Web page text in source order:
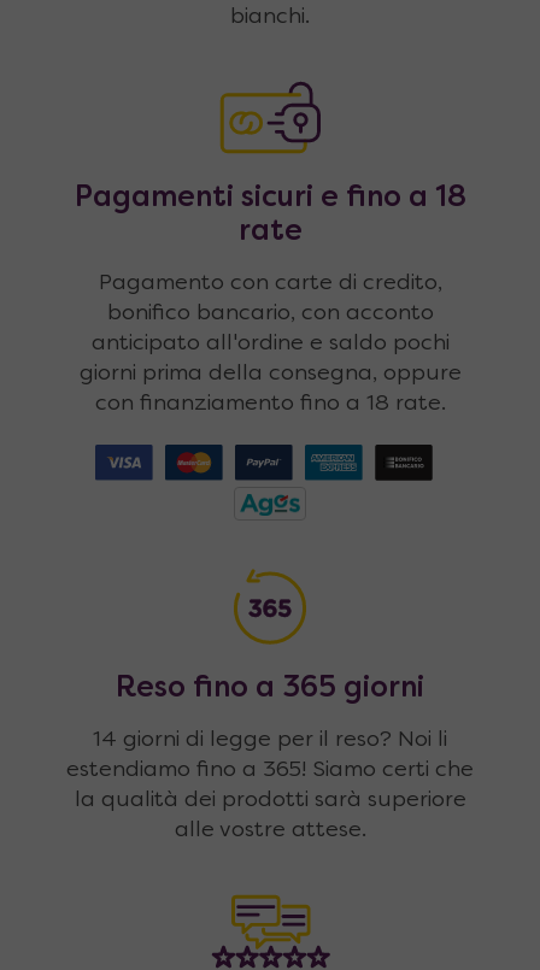
bianchi.
Pagamenti sicuri e fino a 18
rate
Pagamento con carte di credito,
bonifico bancario, con acconto
anticipato all'ordine e saldo pochi
giorni prima della consegna, oppure
con finanziamento fino a 18 rate.
Reso fino a 365 giorni
14 giorni di legge per il reso? Noi li
estendiamo fino a 365! Siamo certi che
la qualità dei prodotti sarà superiore
alle vostre attese.